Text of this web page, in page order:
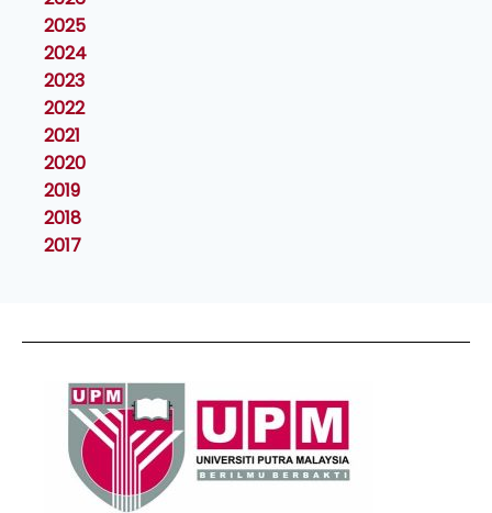
2025
2024
2023
2022
2021
2020
2019
2018
2017